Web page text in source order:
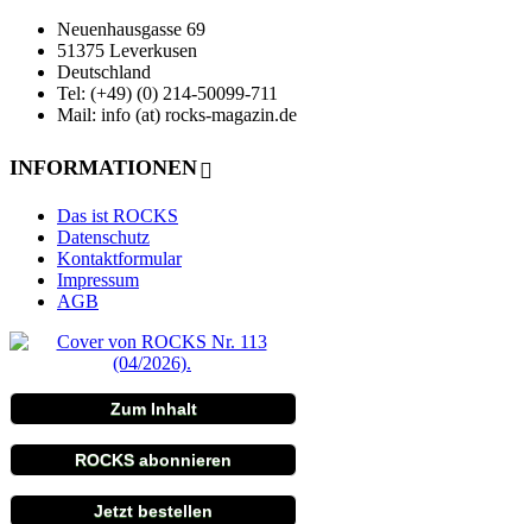
Neuenhausgasse 69
51375 Leverkusen
Deutschland
Tel: (+49) (0) 214-50099-711
Mail: info (at) rocks-magazin.de
INFORMATIONEN
Das ist ROCKS
Datenschutz
Kontaktformular
Impressum
AGB
Zum Inhalt
ROCKS abonnieren
Jetzt bestellen